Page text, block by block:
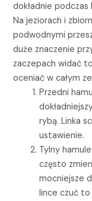
dokładnie podczas
Na jeziorach i
podwodnymi
duże znaczenie
zaczepach widać
oceniać w całym
Przedni
rybą. Linka
ustawienie.
Tylny
często
mocniejsze
lince czuć to